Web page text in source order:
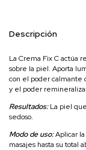
Descripción
La Crema Fix C actúa
sobre la piel. Aporta
con el poder calmante
y el poder
Resultados:La piel
sedoso.
Modo de uso:Aplicar
masajes hasta su total